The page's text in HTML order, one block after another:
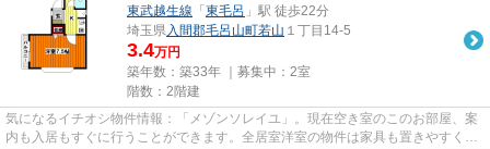
東武越生線 「 東毛呂 」駅 徒歩22分
埼玉県入間郡毛呂山町若山 １丁目14-5
3.4万円
築年数：築33年 ｜募集中： 2室
階数：2階建
気になるイチオシ物件情報：「メゾンソレイユ」。現在空き室のこのお部屋、案
内も入居もすぐに行うことができます。全居室洋室の物件は家具も置きやすく配